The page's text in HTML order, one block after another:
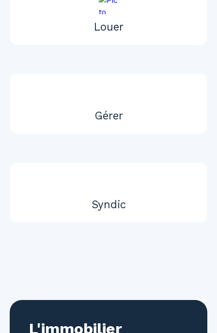
Louer
Gérer
Syndic
L'immobilier